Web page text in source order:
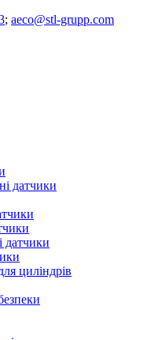
; aeco@stl-grupp.com
датчики
датчики
циліндрів